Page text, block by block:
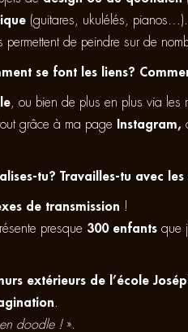
(guitares, ukulélés, pianos…).
permettent de peindre sur de
se font les liens?
, ou bien de plus en plus via les
grâce à ma page Instagram,
tu? Travailles-tu avec les
de transmission !
presque 300 enfants que
extérieurs de l’école
doodle ! ».